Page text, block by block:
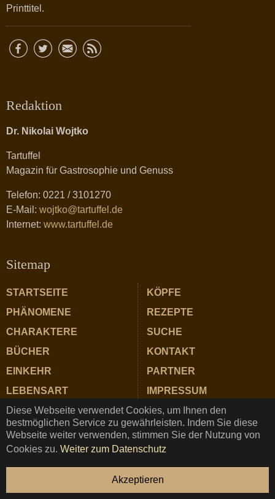
Diese Webseite verwendet Cookies, um Ihnen den
bestmöglichen Service zu gewährleisten. Indem Sie diese
Webseite weiter verwenden, stimmen Sie der Nutzung von
Cookies zu. Weiter zum Datenschutz
Akzeptieren
Printtitel.
Redaktion
Dr. Nikolai Wojtko
Tartuffel
Magazin für Gastrosophie und Genuss
Telefon: 0221 / 3101270
E-Mail: wojtko@tartuffel.de
Internet: www.tartuffel.de
Sitemap
STARTSEITE
PHÄNOMENE
CHARAKTERE
BÜCHER
EINKEHR
LEBENSART
ZUTATEN
KÖPFE
REZEPTE
SUCHE
KONTAKT
PARTNER
IMPRESSUM
DATENSCHUTZ
TARTUFFEL © Copyright 2025 ★ Magazin für Gastrosophie